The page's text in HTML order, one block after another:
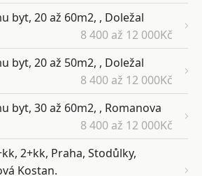
byt, 20 až 60m2, , Doležal
8 400 až 12 000Kč
byt, 20 až 50m2, , Doležal
8 400 až 12 000Kč
byt, 30 až 60m2, , Romanova
8 400 až 12 000Kč
2+kk, Praha, Stodůlky,
Kostan.